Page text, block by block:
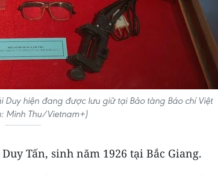
Duy hiện đang được lưu giữ tại Bảo tàng Báo chí Việt
Minh Thu/Vietnam+)
Tấn, sinh năm 1926 tại Bắc Giang.